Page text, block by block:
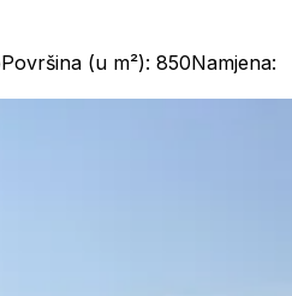
Površina (u m²): 850Namjena: